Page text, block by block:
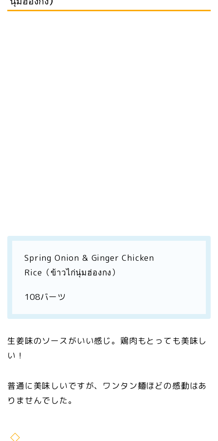
Spring Onion & Ginger Chicken
Rice（ข้าวไก่นุ่มฮ่องกง）
108バーツ
生姜味のソースがいい感じ。鶏肉もとっても美味し
い！
普通に美味しいですが、ワンタン麺ほどの感動はあ
りませんでした。